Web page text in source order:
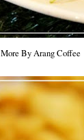
More By Arang Coffee